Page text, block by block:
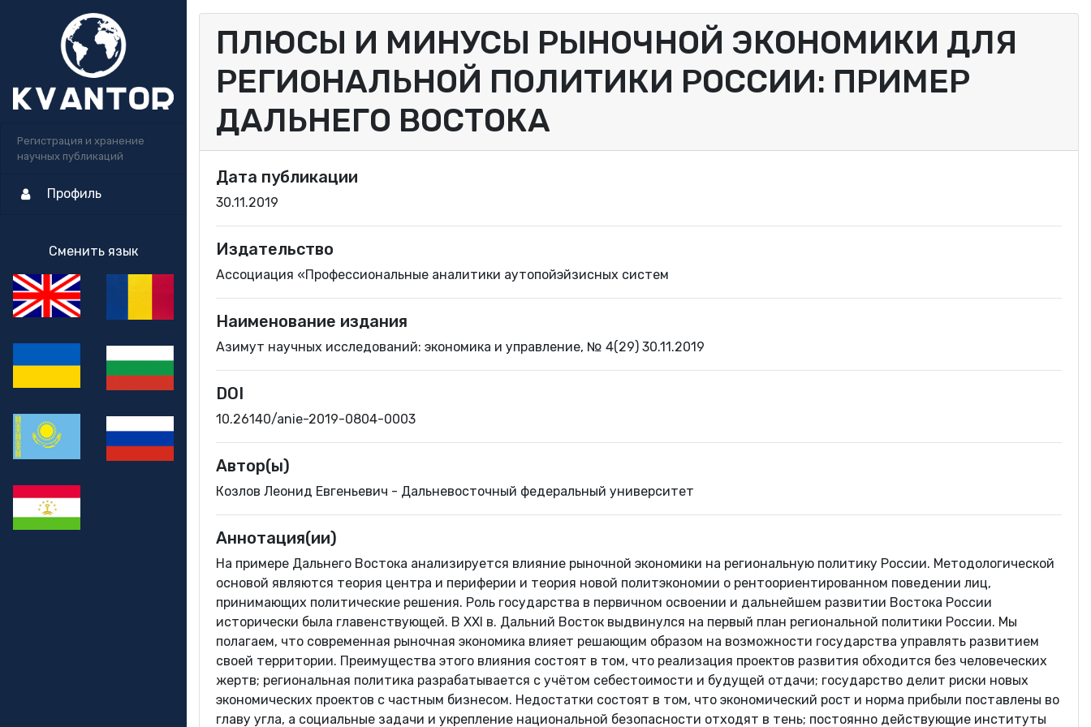
Регистрация и хранение
научных публикаций
Профиль
Сменить язык
ПЛЮСЫ И МИНУСЫ РЫНОЧНОЙ ЭКОНОМИКИ ДЛЯ
РЕГИОНАЛЬНОЙ ПОЛИТИКИ РОССИИ: ПРИМЕР
ДАЛЬНЕГО ВОСТОКА
Дата публикации
30.11.2019
Издательство
Ассоциация «Профессиональные аналитики аутопойэйзисных систем
Наименование издания
Азимут научных исследований: экономика и управление, № 4(29) 30.11.2019
DOI
10.26140/anie-2019-0804-0003
Автор(ы)
Козлов Леонид Евгеньевич - Дальневосточный федеральный университет
Аннотация(ии)
На примере Дальнего Востока анализируется влияние рыночной экономики на региональную политику России. Методологической
основой являются теория центра и периферии и теория новой политэкономии о рентоориентированном поведении лиц,
принимающих политические решения. Роль государства в первичном освоении и дальнейшем развитии Востока России
исторически была главенствующей. В XXI в. Дальний Восток выдвинулся на первый план региональной политики России. Мы
полагаем, что современная рыночная экономика влияет решающим образом на возможности государства управлять развитием
своей территории. Преимущества этого влияния состоят в том, что реализация проектов развития обходится без человеческих
жертв; региональная политика разрабатывается с учётом себестоимости и будущей отдачи; государство делит риски новых
экономических проектов с частным бизнесом. Недостатки состоят в том, что экономический рост и норма прибыли поставлены во
главу угла, а социальные задачи и укрепление национальной безопасности отходят в тень; постоянно действующие институты